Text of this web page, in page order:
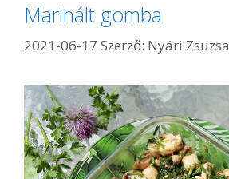
Marinált gomba
2021-06-17 Szerző: Nyári Zsuzsa